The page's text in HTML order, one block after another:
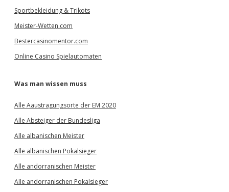
Sportbekleidung & Trikots
Meister-Wetten.com
Bestercasinomentor.com
Online Casino Spielautomaten
Was man wissen muss
Alle Aaustragungsorte der EM 2020
Alle Absteiger der Bundesliga
Alle albanischen Meister
Alle albanischen Pokalsieger
Alle andorranischen Meister
Alle andorranischen Pokalsieger